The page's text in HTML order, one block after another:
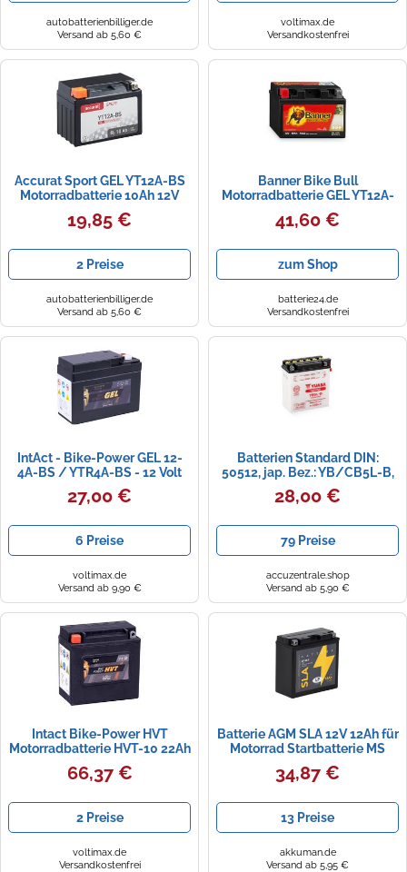
autobatterienbilliger.de
Versand ab 5,60 €
voltimax.de
Versandkostenfrei
Accurat Sport GEL YT12A-BS
Motorradbatterie 10Ah 12V
YTX12A-BS
19,85 €
2 Preise
autobatterienbilliger.de
Versand ab 5,60 €
Banner Bike Bull
Motorradbatterie GEL YT12A-
BS BGTX12A-4 12V 10Ah
51021
41,60 €
zum Shop
batterie24.de
Versandkostenfrei
IntAct - Bike-Power GEL 12-
4A-BS / YTR4A-BS - 12 Volt
2,5Ah Pb
27,00 €
6 Preise
voltimax.de
Versand ab 9,90 €
Batterien Standard DIN:
50512, jap. Bez.: YB/CB5L-B,
Yuasa
28,00 €
79 Preise
accuzentrale.shop
Versand ab 5,90 €
Intact Bike-Power HVT
Motorradbatterie HVT-10 22Ah
6V trocken (DIN 02214) YB2-6
66,37 €
2 Preise
voltimax.de
Versandkostenfrei
Batterie AGM SLA 12V 12Ah für
Motorrad Startbatterie MS
LT14B-4
34,87 €
13 Preise
akkuman.de
Versand ab 5,95 €